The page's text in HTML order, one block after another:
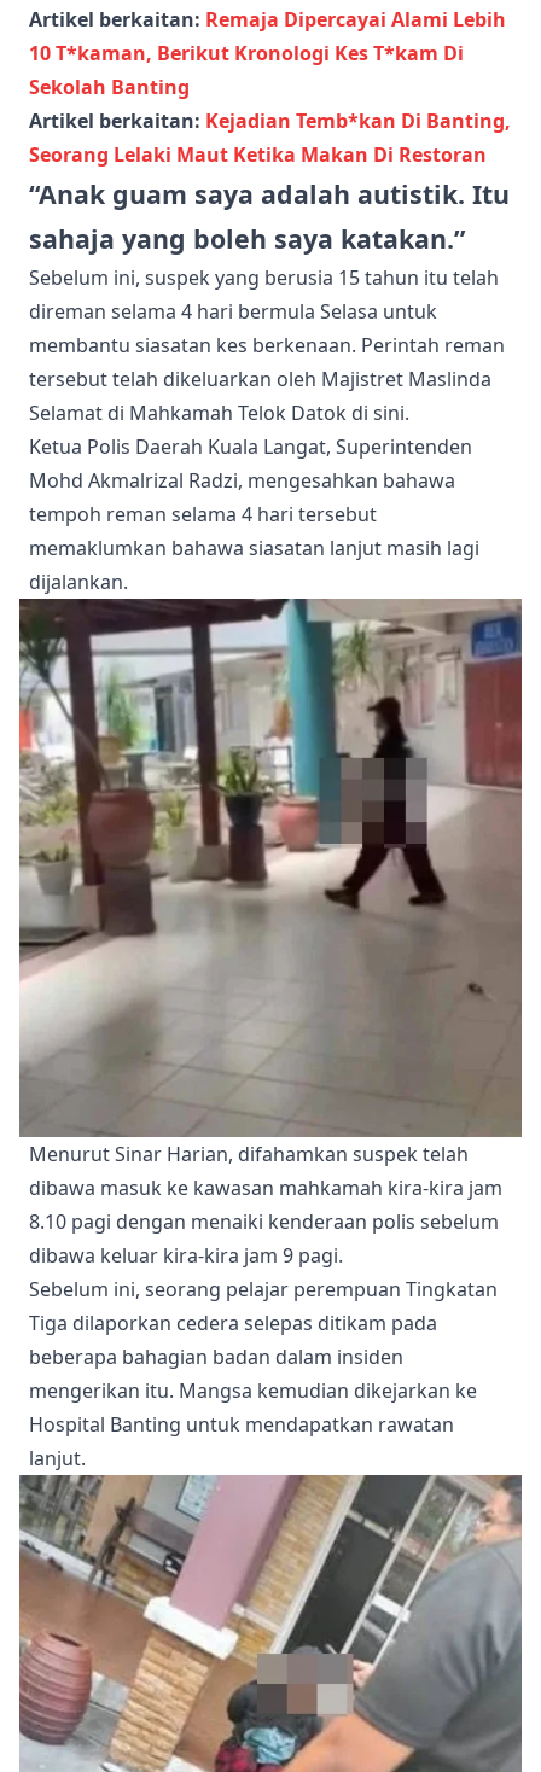
Artikel berkaitan: Remaja Dipercayai Alami Lebih
10 T*kaman, Berikut Kronologi Kes T*kam Di
Sekolah Banting
Artikel berkaitan: Kejadian Temb*kan Di Banting,
Seorang Lelaki Maut Ketika Makan Di Restoran
“Anak guam saya adalah autistik. Itu
sahaja yang boleh saya katakan.”
Sebelum ini, suspek yang berusia 15 tahun itu telah
direman selama 4 hari bermula Selasa untuk
membantu siasatan kes berkenaan. Perintah reman
tersebut telah dikeluarkan oleh Majistret Maslinda
Selamat di Mahkamah Telok Datok di sini.
Ketua Polis Daerah Kuala Langat, Superintenden
Mohd Akmalrizal Radzi, mengesahkan bahawa
tempoh reman selama 4 hari tersebut
memaklumkan bahawa siasatan lanjut masih lagi
dijalankan.
Menurut Sinar Harian, difahamkan suspek telah
dibawa masuk ke kawasan mahkamah kira-kira jam
8.10 pagi dengan menaiki kenderaan polis sebelum
dibawa keluar kira-kira jam 9 pagi.
Sebelum ini, seorang pelajar perempuan Tingkatan
Tiga dilaporkan cedera selepas ditikam pada
beberapa bahagian badan dalam insiden
mengerikan itu. Mangsa kemudian dikejarkan ke
Hospital Banting untuk mendapatkan rawatan
lanjut.